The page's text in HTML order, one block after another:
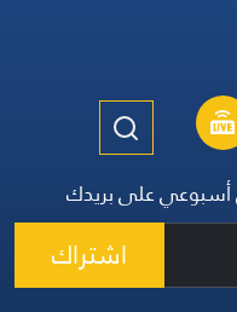
على بريدك
اشتراك